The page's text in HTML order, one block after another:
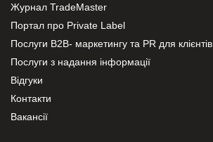
Журнал TradeMaster
Портал про Private Label
Послуги В2В- маркетингу та PR для клієнтів
Послуги з надання інформації
Відгуки
Контакти
Вакансії